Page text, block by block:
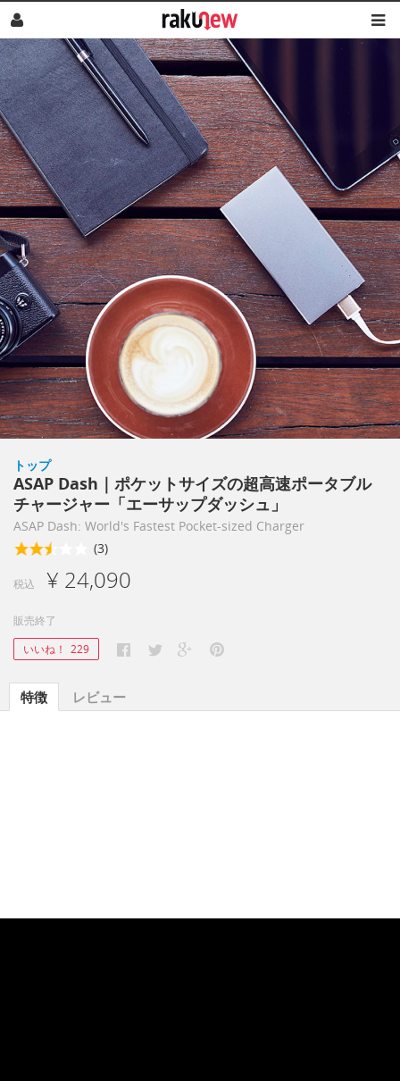
トップ
ASAP Dash｜ポケットサイズの超高速ポータブル
チャージャー「エーサップダッシュ」
ASAP Dash: World's Fastest Pocket-sized Charger
(3)
税込 ¥ 24,090
販売終了
いいね！ 229
特徴 レビュー